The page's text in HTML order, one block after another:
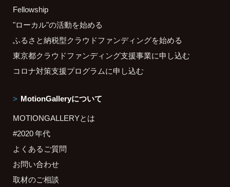
Fellowship
"ローカル"の活動を始める
ふるさと納税型クラウドファンディングを始める
東京都クラウドファンディング支援事業に申し込む
コロナ対策支援プログラムに申し込む
MotionGalleryについて
MOTIONGALLERYとは
#2020 年代
よくあるご質問
お問い合わせ
取材のご相談